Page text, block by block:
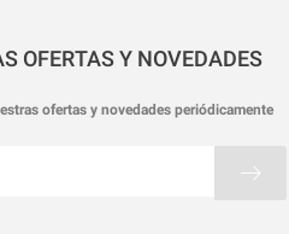
OFERTAS Y NOVEDADES
ofertas y novedades periódicamente